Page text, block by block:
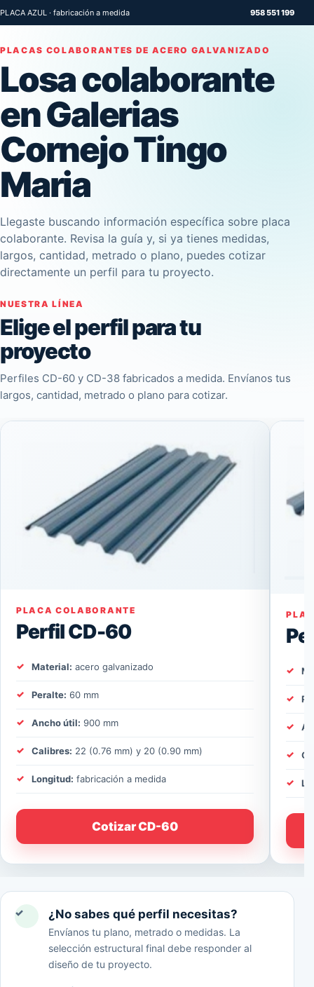
PLACA AZUL · fabricación a medida 958 551 199
PLACAS COLABORANTES DE ACERO GALVANIZADO
Losa colaborante
en Galerias
Cornejo Tingo
Maria
Llegaste buscando información específica sobre placa
colaborante. Revisa la guía y, si ya tienes medidas,
largos, cantidad, metrado o plano, puedes cotizar
directamente un perfil para tu proyecto.
NUESTRA LÍNEA
Elige el perfil para tu
proyecto
Perfiles CD-60 y CD-38 fabricados a medida. Envíanos tus
largos, cantidad, metrado o plano para cotizar.
PLACA COLABORANTE
Perfil CD-60
Material: acero galvanizado
Peralte: 60 mm
Ancho útil: 900 mm
Calibres: 22 (0.76 mm) y 20 (0.90 mm)
Longitud: fabricación a medida
Cotizar CD-60
✓ ¿No sabes qué perfil necesitas?
Envíanos tu plano, metrado o medidas. La
selección estructural final debe responder al
diseño de tu proyecto.